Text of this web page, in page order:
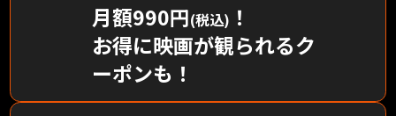
月額990円(税込) ！
お得に映画が観られるク
ーポンも！